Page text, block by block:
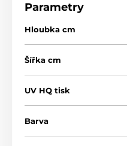
Parametry
Hloubka cm
Šířka cm
UV HQ tisk
Barva